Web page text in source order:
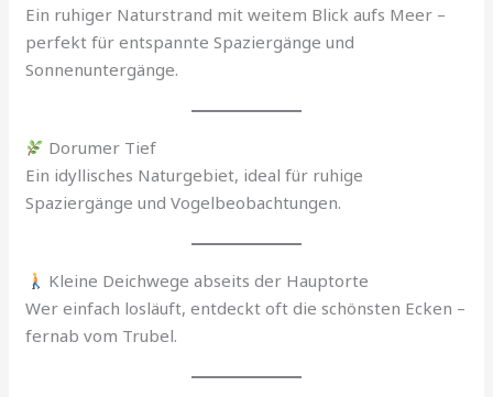
Ein ruhiger Naturstrand mit weitem Blick aufs Meer –
perfekt für entspannte Spaziergänge und
Sonnenuntergänge.
Dorumer Tief
Ein idyllisches Naturgebiet, ideal für ruhige
Spaziergänge und Vogelbeobachtungen.
Kleine Deichwege abseits der Hauptorte
Wer einfach losläuft, entdeckt oft die schönsten Ecken –
fernab vom Trubel.